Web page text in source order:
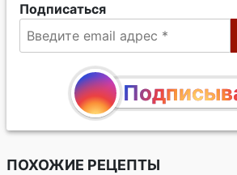
Подписаться
ПОХОЖИЕ РЕЦЕПТЫ